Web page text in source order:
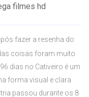
filmes hd
fazer a resenha do
coisas foram muito
dias no Cativeiro é um
forma visual e clara
passou durante os 8